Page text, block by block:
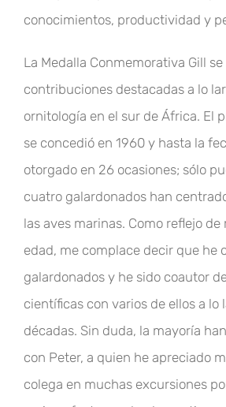
conocimientos, productividad y
La Medalla Conmemorativa Gill
contribuciones destacadas a lo
ornitología en el sur de África. El
se concedió en 1960 y hasta la
otorgado en 26 ocasiones; sólo
cuatro galardonados han
las aves marinas. Como reflejo de
edad, me complace decir que he
galardonados y he sido coautor
científicas con varios de ellos a lo
décadas. Sin duda, la mayoría
con Peter, a quien he apreciado
colega en muchas excursiones